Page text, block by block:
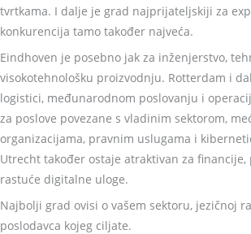
tvrtkama. I dalje je grad najprijateljskiji za
konkurencija tamo također najveća.
Eindhoven je posebno jak za inženjerstvo,
visokotehnološku proizvodnju. Rotterdam i
logistici, međunarodnom poslovanju i
za poslove povezane s vladinim sektorom,
organizacijama, pravnim uslugama i
Utrecht također ostaje atraktivan za financije,
rastuće digitalne uloge.
Najbolji grad ovisi o vašem sektoru, jezičnoj
poslodavca kojeg ciljate.